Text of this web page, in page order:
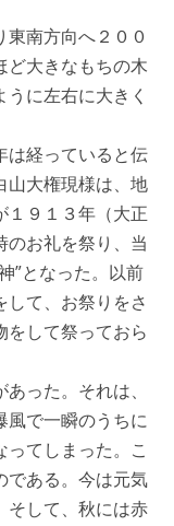
南方向へ２００
ど大きなもちの木
に左右に大きく
は経っていると伝
山大権現様は、地
１９１３年（大正
のお礼を祭り、当
”となった。以前
て、お祭りをさ
をして祭っておら
った。それは、
風で一瞬のうちに
てしまった。こ
である。今は元気
そして、秋には赤